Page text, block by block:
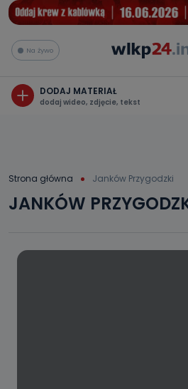
Na żywo
DODAJ MATERIAŁ
dodaj wideo, zdjęcie, tekst
Strona główna Janków Przygodzki
JANKÓW